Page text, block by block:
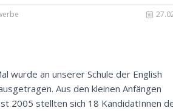
wurde an unserer Schule der English
Aus den kleinen Anfängen
2005 stellten sich 18 KandidatInnen